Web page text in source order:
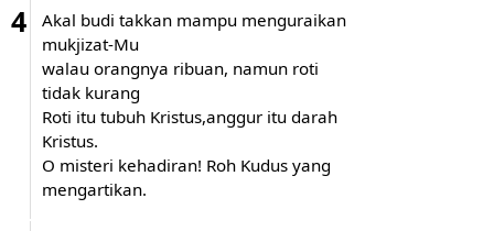
4
Akal budi takkan mampu menguraikan
mukjizat-Mu
walau orangnya ribuan, namun roti
tidak kurang
Roti itu tubuh Kristus,anggur itu darah
Kristus.
O misteri kehadiran! Roh Kudus yang
mengartikan.